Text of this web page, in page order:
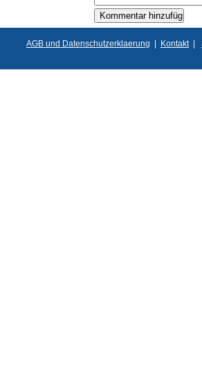
AGB und Datenschutzerklaerung | Kontakt|